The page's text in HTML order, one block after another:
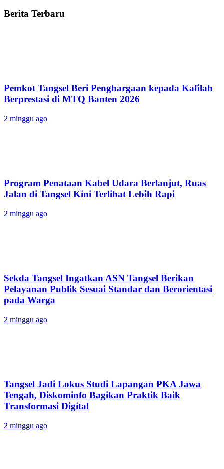
Berita Terbaru
Pemkot Tangsel Beri Penghargaan kepada Kafilah
Berprestasi di MTQ Banten 2026
2 minggu ago
Program Penataan Kabel Udara Berlanjut, Ruas
Jalan di Tangsel Kini Terlihat Lebih Rapi
2 minggu ago
Sekda Tangsel Ingatkan ASN Tangsel Berikan
Pelayanan Publik Sesuai Standar dan Berorientasi
pada Warga
2 minggu ago
Tangsel Jadi Lokus Studi Lapangan PKA Jawa
Tengah, Diskominfo Bagikan Praktik Baik
Transformasi Digital
2 minggu ago